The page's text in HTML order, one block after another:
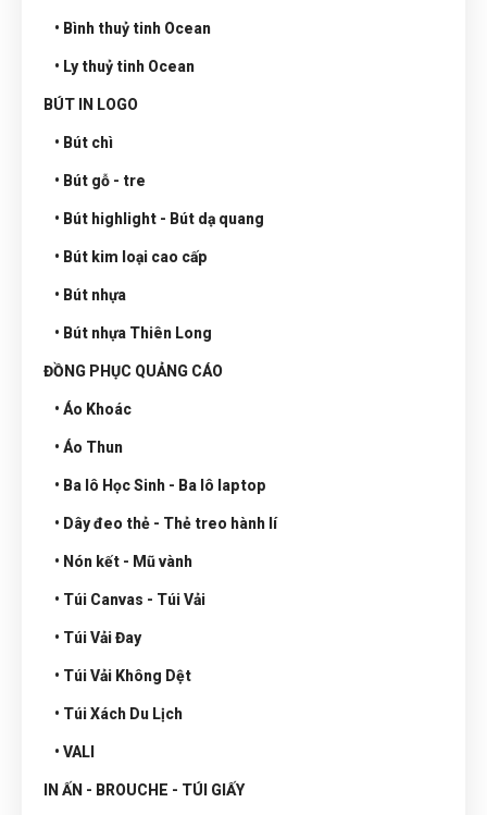
• Bình thuỷ tinh Ocean
• Ly thuỷ tinh Ocean
BÚT IN LOGO
• Bút chì
• Bút gỗ - tre
• Bút highlight - Bút dạ quang
• Bút kim loại cao cấp
• Bút nhựa
• Bút nhựa Thiên Long
ĐỒNG PHỤC QUẢNG CÁO
• Áo Khoác
• Áo Thun
• Ba lô Học Sinh - Ba lô laptop
• Dây đeo thẻ - Thẻ treo hành lí
• Nón kết - Mũ vành
• Túi Canvas - Túi Vải
• Túi Vải Đay
• Túi Vải Không Dệt
• Túi Xách Du Lịch
• VALI
IN ẤN - BROUCHE - TÚI GIẤY